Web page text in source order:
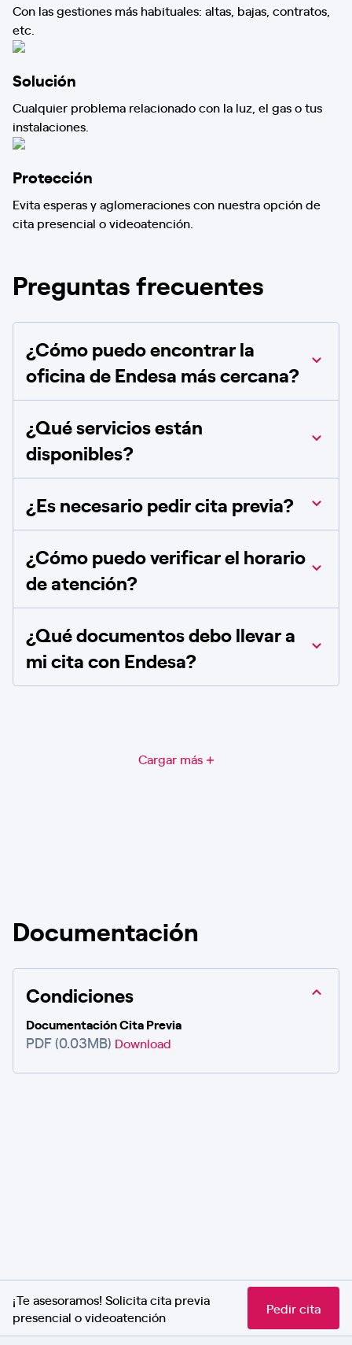
Con las gestiones más habituales: altas, bajas, contratos,
etc.
Solución
Cualquier problema relacionado con la luz, el gas o tus
instalaciones.
Protección
Evita esperas y aglomeraciones con nuestra opción de
cita presencial o videoatención.
Preguntas frecuentes
¿Cómo puedo encontrar la
oficina de Endesa más cercana?
¿Qué servicios están
disponibles?
¿Es necesario pedir cita previa?
¿Cómo puedo verificar el horario
de atención?
¿Qué documentos debo llevar a
mi cita con Endesa?
Cargar más
Documentación
Condiciones
Documentación Cita Previa
PDF (0.03MB) Download
¡Te asesoramos! Solicita cita previa
presencial o videoatención
Pedir cita